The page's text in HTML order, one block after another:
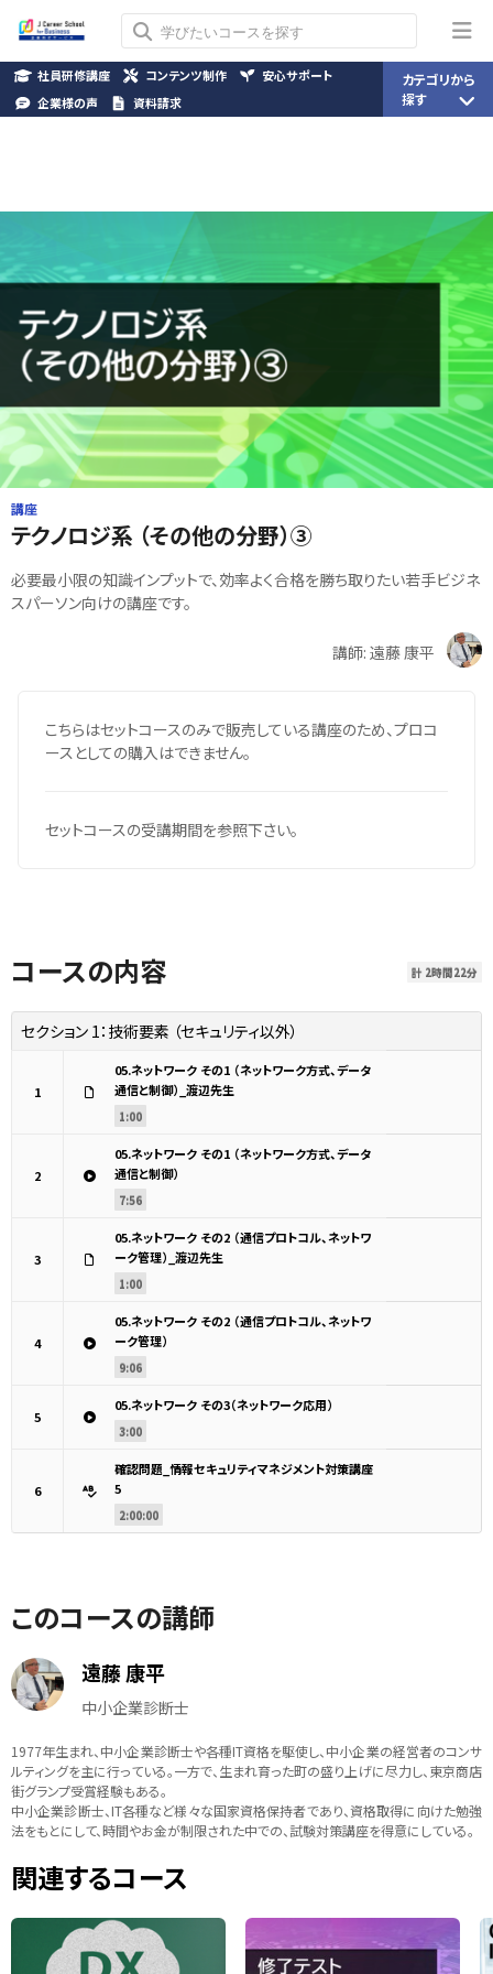
講座
テクノロジ系 （その他の分野）③
必要最小限の知識インプットで、効率よく合格を勝ち取りたい若手ビジネ
スパーソン向けの講座です。
講師: 遠藤 康平
こちらはセットコースのみで販売している講座のため、プロコ
ースとしての購入はできません。
セットコースの受講期間を参照下さい。
コースの内容 計 2時間22分
セクション 1： 技術要素 （セキュリティ以外）
1
05.ネットワーク その1 （ネットワーク方式、データ
通信と制御）_渡辺先生
1:00
2
05.ネットワーク その1 （ネットワーク方式、データ
通信と制御）
7:56
3
05.ネットワーク その2 （通信プロトコル、ネットワ
ーク管理）_渡辺先生
1:00
4
05.ネットワーク その2 （通信プロトコル、ネットワ
ーク管理）
9:06
5
05.ネットワーク その3（ネットワーク応用）
3:00
6
確認問題_情報セキュリティマネジメント対策講座
5
2:00:00
このコースの講師
遠藤 康平
中小企業診断士
1977年生まれ、中小企業診断士や各種IT資格を駆使し、中小企業の経営者のコンサ
ルティングを主に行っている。一方で、生まれ育った町の盛り上げに尽力し、東京商店
街グランプ受賞経験もある。
中小企業診断士、IT各種など様々な国家資格保持者であり、資格取得に向けた勉強
法をもとにして、時間やお金が制限された中での、試験対策講座を得意にしている。
関連するコース
社員研修講座 コンテンツ制作
安心サポート
企業様の声
資料請求
カテゴリから
探す